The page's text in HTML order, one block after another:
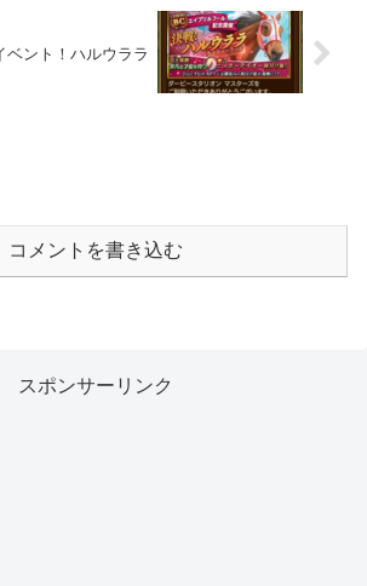
ベント！ハルウララ
コメントを書き込む
スポンサーリンク